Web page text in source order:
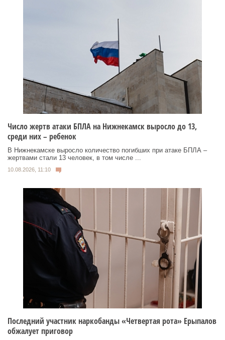
Число жертв атаки БПЛА на Нижнекамск выросло до 13,
среди них – ребенок
В Нижнекамске выросло количество погибших при атаке БПЛА –
жертвами стали 13 человек, в том числе ...
10.08.2026, 11:10
Последний участник наркобанды «Четвертая рота» Ерыпалов
обжалует приговор